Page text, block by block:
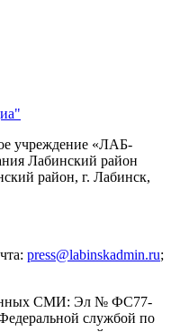
учреждение «ЛАБ-
Лабинский район
район, г. Лабинск,
press@labinskadmin.ru;
СМИ: Эл № ФС77-
службой по